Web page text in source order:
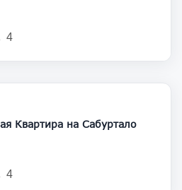
4
230 000
Продается 4 комнатная Квартира на Сабуртало
4